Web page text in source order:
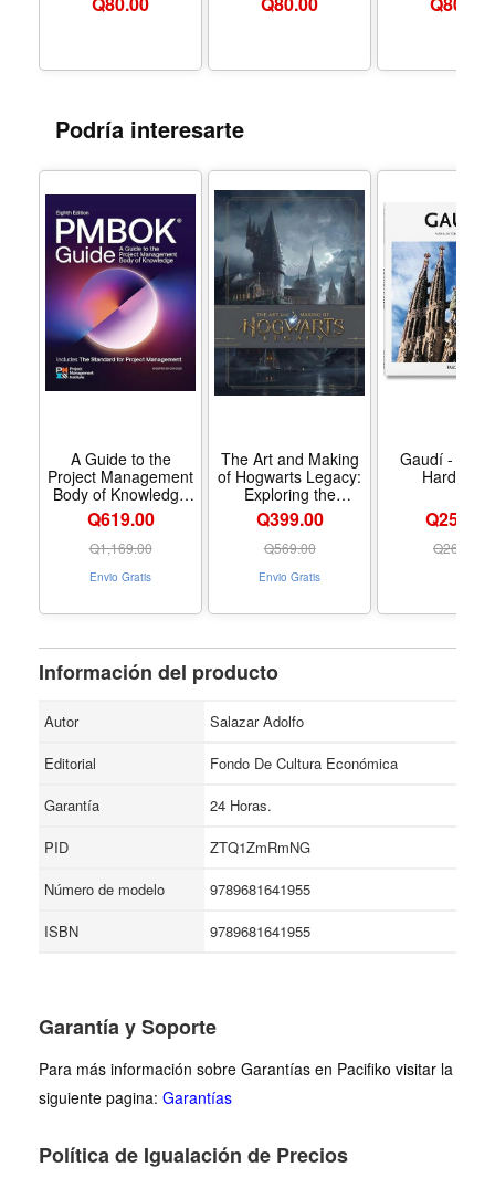
Podría interesarte
A Guide to the
Project Management
Body of Knowledge
(PMBOK® Guide) ―
Eighth Edition and
The Standard for
- Formato Paperback
Q619.00
Q1,169.00
Envio Gratis
The Art and Making
of Hogwarts Legacy:
Exploring the
Unwritten Wizarding
World - Formato
Hardcover
Q399.00
Q569.00
Envio Gratis
Gaudí -
Hardcover
Q254.00
Q269.00
Información del producto
Autor
Salazar Adolfo
Editorial
Fondo De Cultura Económica
Garantía
24 Horas.
PID
ZTQ1ZmRmNG
Número de modelo
9789681641955
ISBN
9789681641955
Garantía y Soporte
Para más información sobre Garantías en Pacifiko visitar la
siguiente pagina: Garantías
Política de Igualación de Precios